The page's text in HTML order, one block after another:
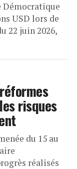
Démocratique
USD lors de
22 juin 2026,
risques
du 15 au
réalisés